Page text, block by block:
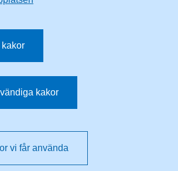
Instagram
vi borde publicera på webbplatsen? Mejla
kakor
vi får använda